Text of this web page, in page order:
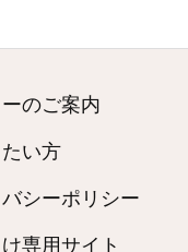
のご案内
い方
シーポリシー
専用サイト